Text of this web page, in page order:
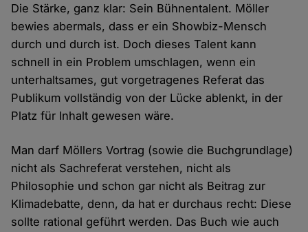
Die Stärke, ganz klar: Sein Bühnentalent. Möller
bewies abermals, dass er ein Showbiz-Mensch
durch und durch ist. Doch dieses Talent kann
schnell in ein Problem umschlagen, wenn ein
unterhaltsames, gut vorgetragenes Referat das
Publikum vollständig von der Lücke ablenkt, in der
Platz für Inhalt gewesen wäre.
Man darf Möllers Vortrag (sowie die Buchgrundlage)
nicht als Sachreferat verstehen, nicht als
Philosophie und schon gar nicht als Beitrag zur
Klimadebatte, denn, da hat er durchaus recht: Diese
sollte rational geführt werden. Das Buch wie auch